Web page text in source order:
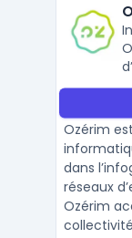
Ozérim
dans
réseaux
Ozérim